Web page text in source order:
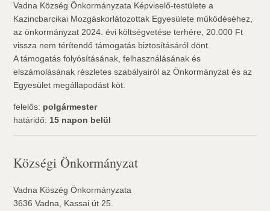
Vadna Község Önkormányzata Képviselő-testülete a
Kazincbarcikai Mozgáskorlátozottak Egyesülete működéséhez,
az önkormányzat 2024. évi költségvetése terhére, 20.000 Ft
vissza nem térítendő támogatás biztosításáról dönt.
A támogatás folyósításának, felhasználásának és
elszámolásának részletes szabályairól az Önkormányzat és az
Egyesület megállapodást köt.
felelős: polgármester
határidő: 15 napon belül
Községi Önkormányzat
Vadna Köszég Önkormányzata
3636 Vadna, Kassai út 25.